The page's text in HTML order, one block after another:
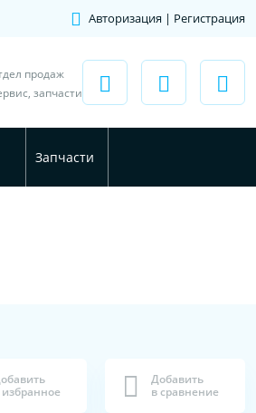
Авторизация | Регистрация
продаж
запчасти
Запчасти
избранное
Добавить
в сравнение